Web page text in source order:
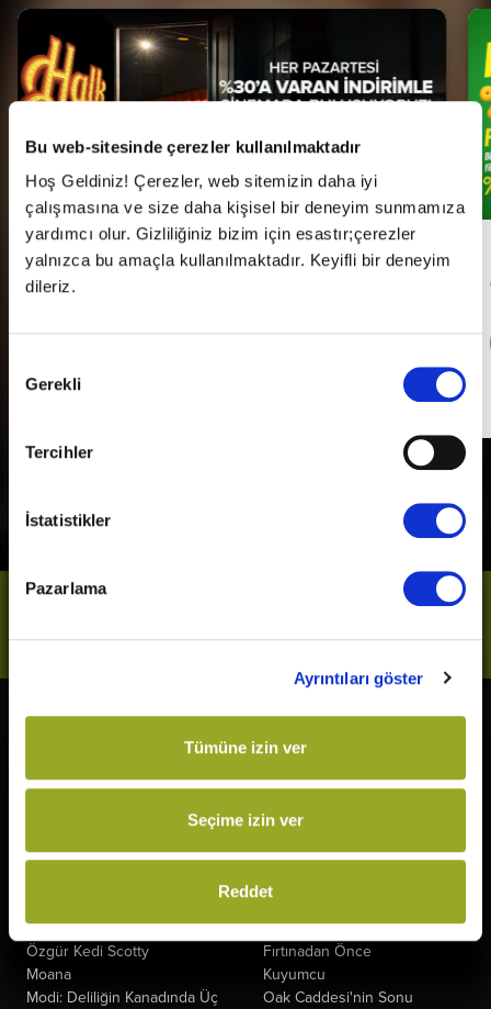
Bu web-sitesinde çerezler kullanılmaktadır
Hoş Geldiniz! Çerezler, web sitemizin daha iyi
çalışmasına ve size daha kişisel bir deneyim sunmamıza
yardımcı olur. Gizliliğiniz bizim için esastır;çerezler
yalnızca bu amaçla kullanılmaktadır. Keyifli bir deneyim
dileriz.
Seçimi
Gerekli
Tercihler
İstatistikler
Pazarlama
Ayrıntıları göster
Tümüne izin ver
Seçime izin ver
Reddet
Her Pazartesi Halk Günü!
Gün
Oyuncak Hikayesi 5
Saplantı
Özgür Kedi Scotty
Moana
Modi: Deliliğin Kanadında Üç
Yakında
Karanlıktan Gelen
Keloğlan ve Hayvan Dostları
Kozalak Devri
Şeytandan Satılık
Derin Dehşet
Fırtınadan Önce
Kuyumcu
Oak Caddesi'nin Sonu